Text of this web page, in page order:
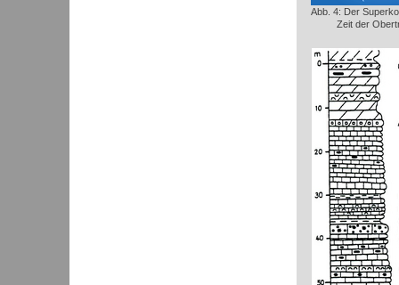
Abb. 4: Der
Zeit der